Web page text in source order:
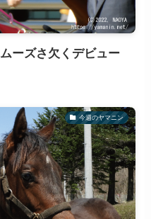
ーズさ欠くデビュー
今週のヤマニン